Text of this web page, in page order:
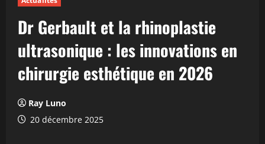
Dr Gerbault et la rhinoplastie
ultrasonique : les innovations en
chirurgie esthétique en 2026
Ray Luno
20 décembre 2025